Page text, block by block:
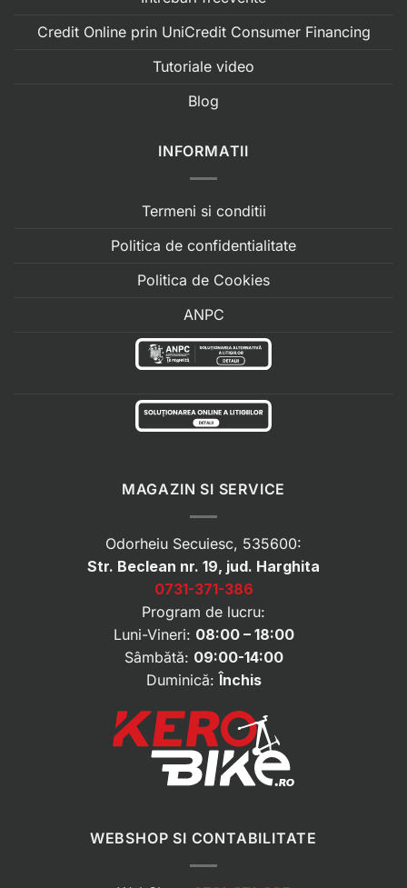
Credit Online prin UniCredit Consumer Financing
Tutoriale video
Blog
INFORMATII
Termeni si conditii
Politica de confidentialitate
Politica de Cookies
ANPC
MAGAZIN SI SERVICE
Odorheiu Secuiesc, 535600:
Str. Beclean nr. 19, jud. Harghita
0731-371-386
Program de lucru:
Luni-Vineri: 08:00 – 18:00
Sâmbătă: 09:00-14:00
Duminică:Închis
WEBSHOP SI CONTABILITATE